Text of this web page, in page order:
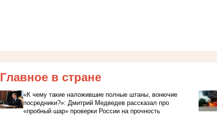
Главное в стране
«К чему такие наложившие полные штаны, вонючие
посредники?»: Дмитрий Медведев рассказал про
«пробный шар» проверки России на прочность